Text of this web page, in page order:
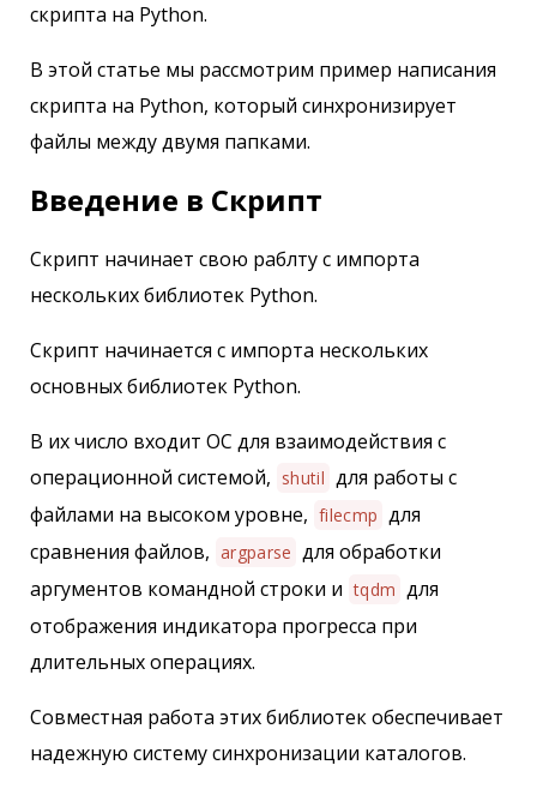
скрипта на Python.
В этой статье мы рассмотрим пример написания
скрипта на Python, который синхронизирует
файлы между двумя папками.
Введение в Скрипт
Скрипт начинает свою раблту с импорта
нескольких библиотек Python.
Скрипт начинается с импорта нескольких
основных библиотек Python.
В их число входит ОС для взаимодействия с
операционной системой, shutil для работы с
файлами на высоком уровне, filecmp для
сравнения файлов, argparse для обработки
аргументов командной строки и tqdm для
отображения индикатора прогресса при
длительных операциях.
Совместная работа этих библиотек обеспечивает
надежную систему синхронизации каталогов.